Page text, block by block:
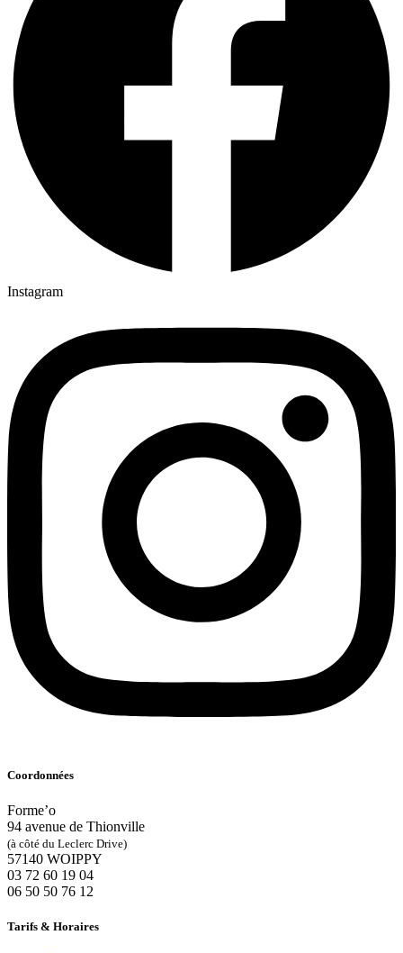
Instagram
Coordonnées
Forme’o
94 avenue de Thionville
(à côté du Leclerc Drive)
57140 WOIPPY
‭03 72 60 19 04‬
06 50 50 76 12
Tarifs & Horaires